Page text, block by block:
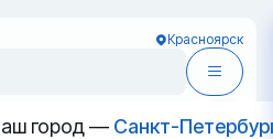
Красноярск
город — Санкт-